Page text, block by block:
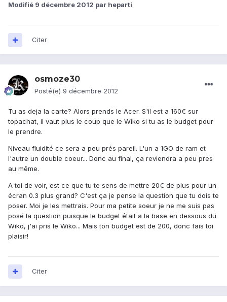
Modifié 9 décembre 2012 par heparti
Citer
osmoze30
Posté(e) 9 décembre 2012
Tu as deja la carte? Alors prends le Acer. S'il est a 160€ sur
topachat, il vaut plus le coup que le Wiko si tu as le budget pour
le prendre.
Niveau fluidité ce sera a peu prés pareil. L'un a 1GO de ram et
l'autre un double coeur... Donc au final, ça reviendra a peu pres
au même.
A toi de voir, est ce que tu te sens de mettre 20€ de plus pour un
écran 0.3 plus grand? C'est ça je pense la question que tu dois te
poser. Moi je les mettrais. Pour ma petite soeur je ne me suis pas
posé la question puisque le budget était a la base en dessous du
Wiko, j'ai pris le Wiko... Mais ton budget est de 200, donc fais toi
plaisir!
Citer